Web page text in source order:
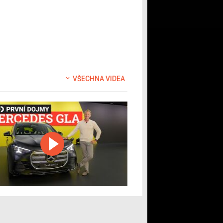
VŠECHNA VIDEA